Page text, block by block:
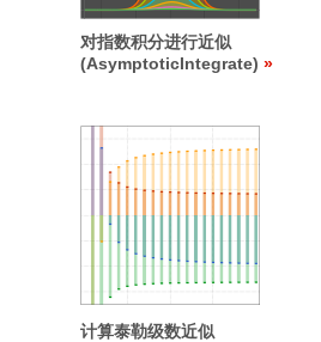
对指数积分进行近似
(AsymptoticIntegrate)
计算泰勒级数近似